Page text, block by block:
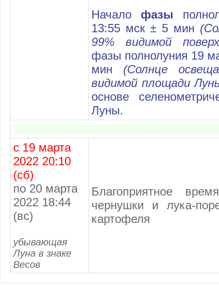
Начало фазы
13:55 мск ± 5 мин
99% видимой
фазы полнолуния 19
мин (Солнце
видимой площади
основе
Луны.
с 19 марта
2022 20:10
(сб)
по 20 марта
2022 18:44
(вс)
убывающая
Луна в знаке
Весов
Благоприятное
чернушки и лука-
картофеля